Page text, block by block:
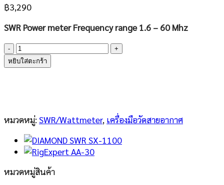
฿3,290
SWR Power meter Frequency range 1.6 – 60 Mhz
จำนวน
DIAMOND
SX-
หยิบใส่ตะกร้า
หมวดหมู่: SWR/Wattmeter, เครื่องมือวัดสายอากาศ
หมวดหมู่สินค้า